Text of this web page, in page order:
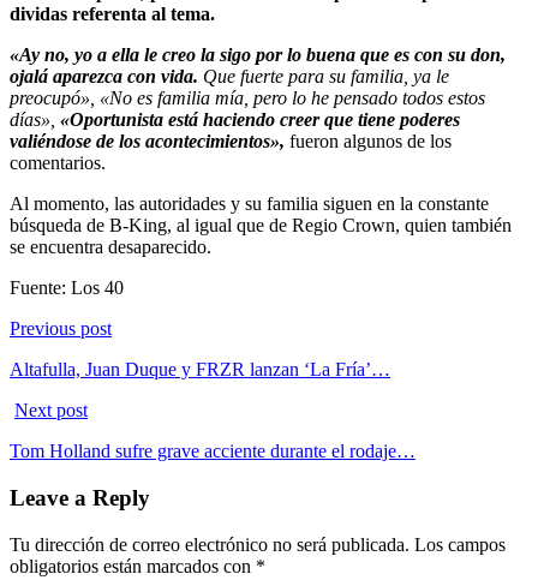
dividas referenta al tema.
«Ay no, yo a ella le creo la sigo por lo buena que es con su don,
ojalá aparezca con vida. Que fuerte para su familia, ya le
preocupó», «No es familia mía, pero lo he pensado todos estos
días», «Oportunista está haciendo creer que tiene poderes
valiéndose de los acontecimientos», fueron algunos de los
comentarios.
Al momento, las autoridades y su familia siguen en la constante
búsqueda de B-King, al igual que de Regio Crown, quien también
se encuentra desaparecido.
Fuente: Los 40
Previous post
Altafulla, Juan Duque y FRZR lanzan ‘La Fría’…
Next post
Tom Holland sufre grave acciente durante el rodaje…
Leave a Reply
Tu dirección de correo electrónico no será publicada. Los campos
obligatorios están marcados con *